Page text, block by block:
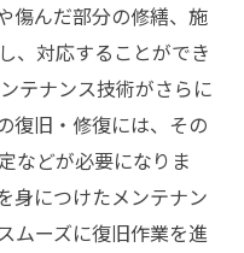
傷んだ部分の修繕、施
、対応することができ
テナンス技術がさらに
復旧・修復には、その
などが必要になりま
身につけたメンテナン
ムーズに復旧作業を進